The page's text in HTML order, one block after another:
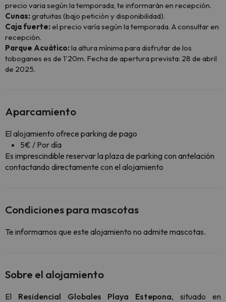
precio varia según la temporada, te informarán en recepción.
Cunas:gratuitas (bajo petición y disponibilidad).
Caja fuerte:el precio varía según la temporada. A consultar en
recepción.
Parque Acuático:la altura mínima para disfrutar de los
toboganes es de 1'20m. Fecha de apertura prevista: 28 de abril
de 2025.
Aparcamiento
El alojamiento ofrece parking de pago
5€ / Por día
Es imprescindible reservar la plaza de parking con antelación
contactando directamente con el alojamiento
Condiciones para mascotas
Te informamos que este alojamiento no admite mascotas.
Sobre el alojamiento
El Residencial Globales Playa Estepona, situado en